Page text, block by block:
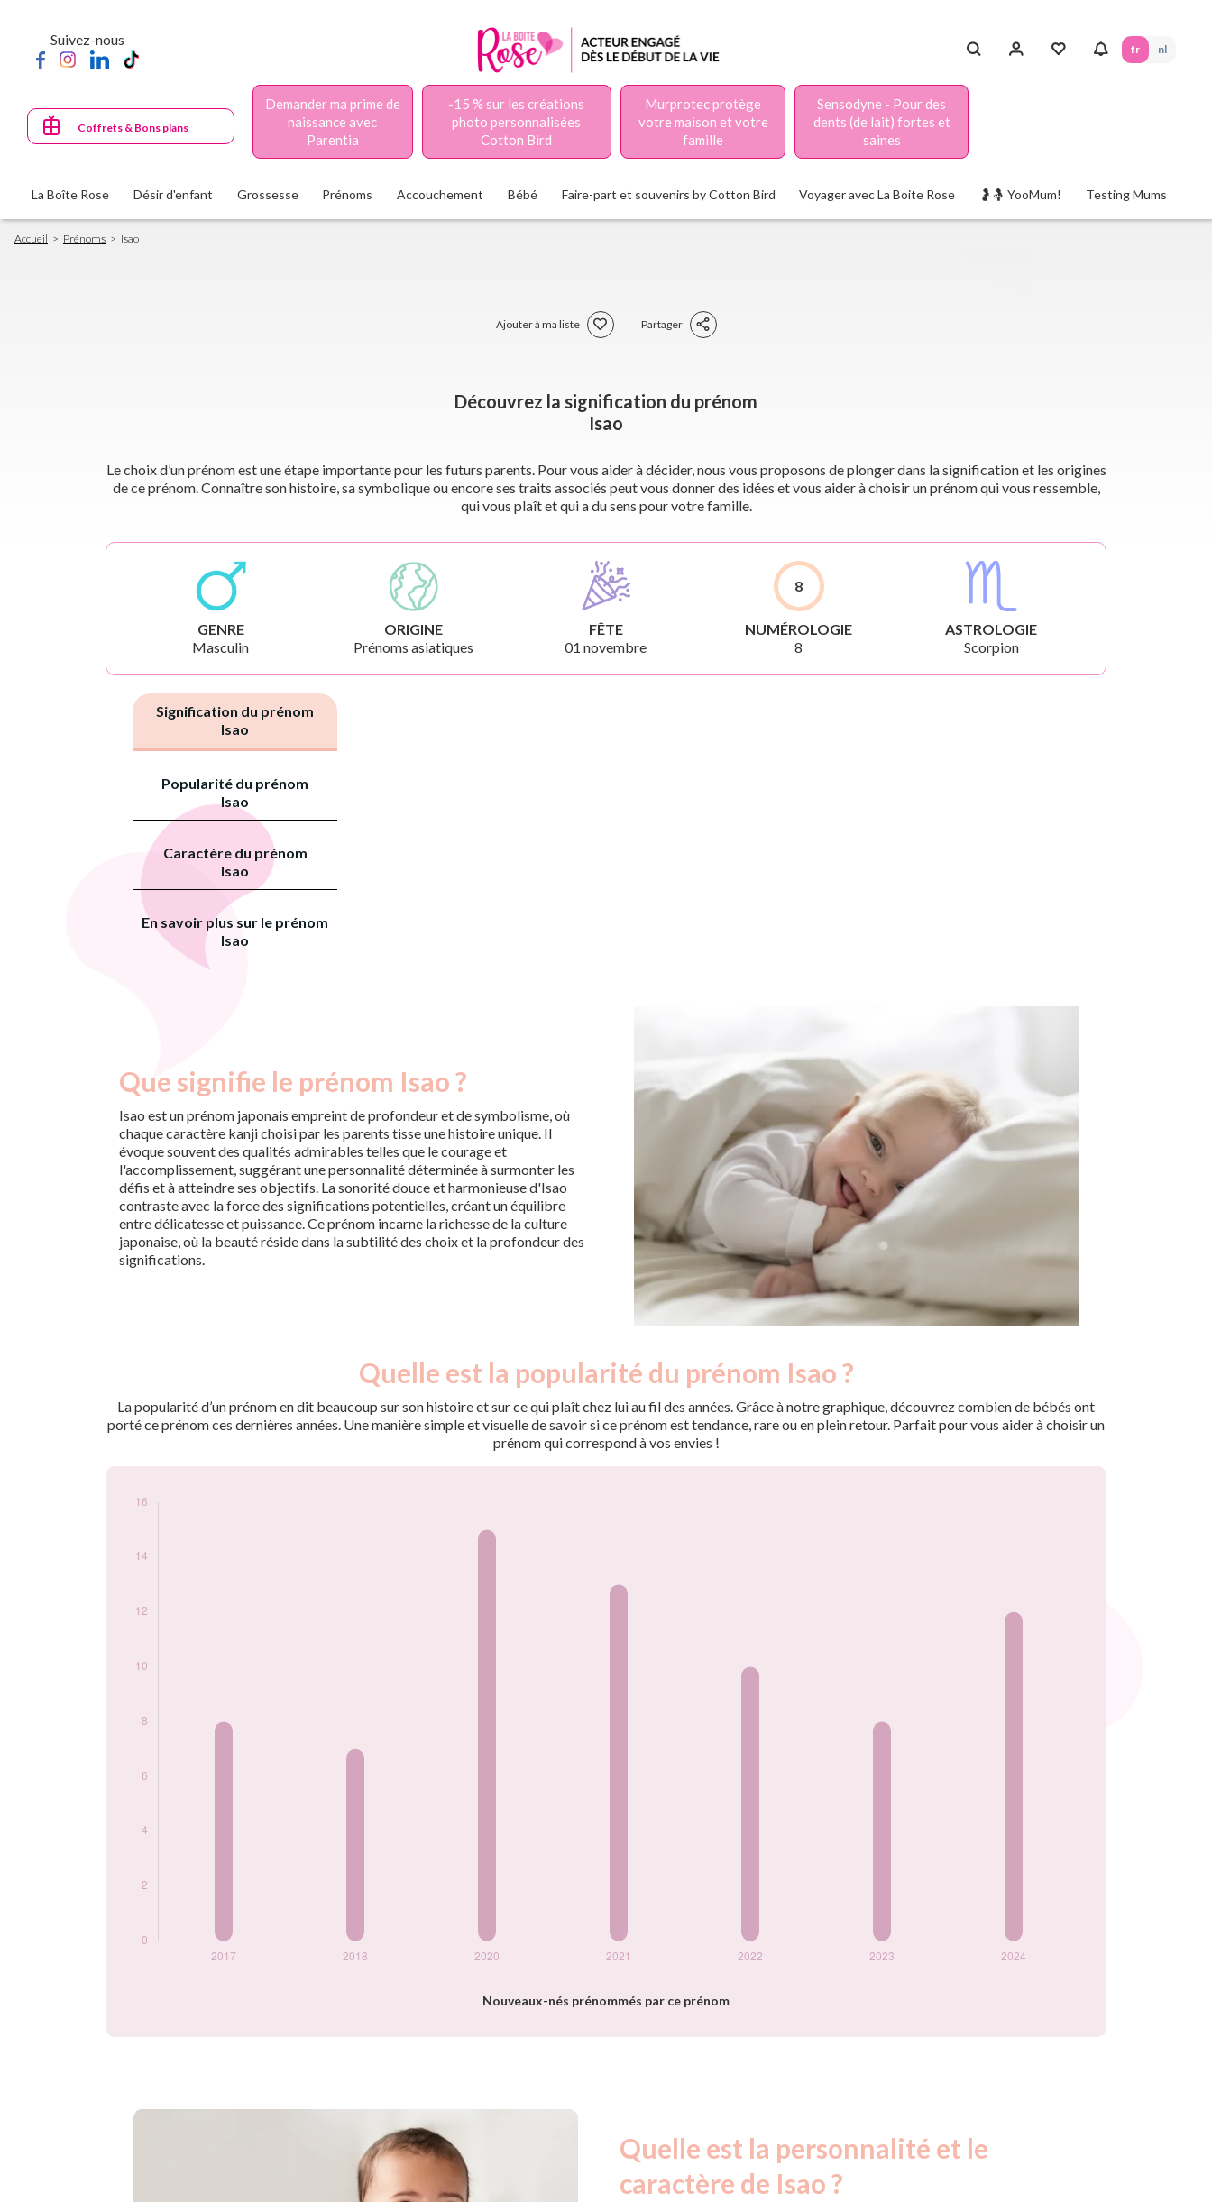
principal
Suivez-nous
fr nl
Coffrets & Bons plans
Demander ma prime de
naissance avec
Parentia
-15 % sur les créations
photo personnalisées
Cotton Bird
Murprotec protège
votre maison et votre
famille
Sensodyne - Pour des
dents (de lait) fortes et
saines
La Boîte Rose Désir d'enfant Grossesse Prénoms Accouchement Bébé Faire-part et souvenirs by Cotton Bird Voyager avec La Boite Rose 🤰🤱 YooMum! Testing Mums
Fil
d'Ariane
Accueil Prénoms Isao
Ajouter à ma liste Partager
Découvrez la signification du prénom
Isao
Le choix d’un prénom est une étape importante pour les futurs parents. Pour vous aider à décider, nous vous proposons de plonger dans la signification et les origines
de ce prénom. Connaître son histoire, sa symbolique ou encore ses traits associés peut vous donner des idées et vous aider à choisir un prénom qui vous ressemble,
qui vous plaît et qui a du sens pour votre famille.
GENRE
Masculin
ORIGINE
Prénoms asiatiques
FÊTE
01 novembre
8
NUMÉROLOGIE
8
ASTROLOGIE
Scorpion
Signification du prénom
Isao
Popularité du prénom
Isao
Caractère du prénom
Isao
En savoir plus sur le prénom
Isao
Que signifie le prénom Isao ?
Isao est un prénom japonais empreint de profondeur et de symbolisme, où
chaque caractère kanji choisi par les parents tisse une histoire unique. Il
évoque souvent des qualités admirables telles que le courage et
l'accomplissement, suggérant une personnalité déterminée à surmonter les
défis et à atteindre ses objectifs. La sonorité douce et harmonieuse d'Isao
contraste avec la force des significations potentielles, créant un équilibre
entre délicatesse et puissance. Ce prénom incarne la richesse de la culture
japonaise, où la beauté réside dans la subtilité des choix et la profondeur des
significations.
Quelle est la popularité du prénom Isao ?
La popularité d’un prénom en dit beaucoup sur son histoire et sur ce qui plaît chez lui au fil des années. Grâce à notre graphique, découvrez combien de bébés ont
porté ce prénom ces dernières années. Une manière simple et visuelle de savoir si ce prénom est tendance, rare ou en plein retour. Parfait pour vous aider à choisir un
prénom qui correspond à vos envies !
Nouveaux-nés prénommés par ce prénom
Popularité du
2017
8
2018
7
2023
8
Quelle est la personnalité et le
caractère de Isao ?